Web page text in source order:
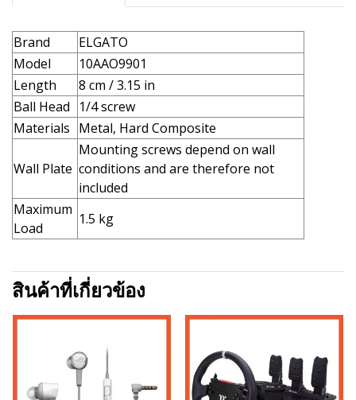
Brand
ELGATO
Model
10AAO9901
Length
8 cm / 3.15 in
Ball Head
1/4 screw
Materials Metal, Hard Composite
Wall Plate
Mounting screws depend on wall
conditions and are therefore not
included
Maximum
Load
1.5 kg
สินค้าที่เกี่ยวข้อง